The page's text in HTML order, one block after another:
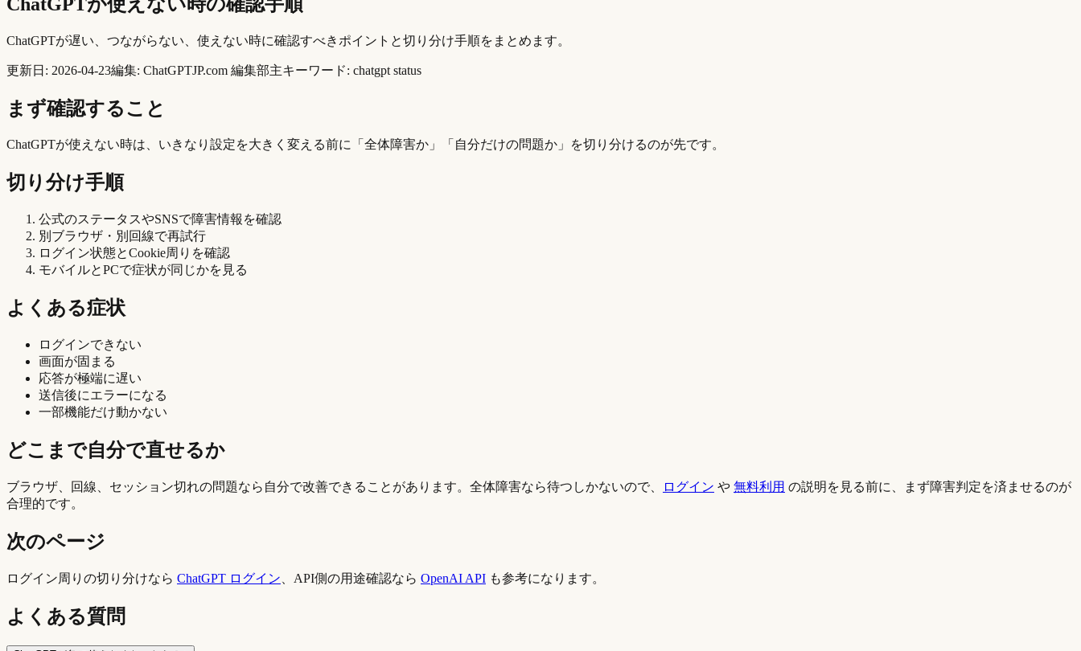
ChatGPTが遅い、つながらない、使えない時に確認すべきポイントと切り分け手順をまとめます。
更新日: 2026-04-23編集: ChatGPTJP.com 編集部主キーワード: chatgpt status
まず確認すること
ChatGPTが使えない時は、いきなり設定を大きく変える前に「全体障害か」「自分だけの問題か」を切り分けるのが先です。
切り分け手順
公式のステータスやSNSで障害情報を確認
別ブラウザ・別回線で再試行
ログイン状態とCookie周りを確認
モバイルとPCで症状が同じかを見る
よくある症状
ログインできない
画面が固まる
応答が極端に遅い
送信後にエラーになる
一部機能だけ動かない
どこまで自分で直せるか
ブラウザ、回線、セッション切れの問題なら自分で改善できることがあります。全体障害なら待つしかないので、 ログイン や 無料利用 の説明を見る前に、まず障害判定を済ませるのが
合理的です。
次のページ
ログイン周りの切り分けなら ChatGPT ログイン 、API側の用途確認なら OpenAI API も参考になります。
よくある質問